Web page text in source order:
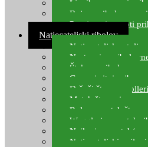
Ljepilo za crve i
Boje za ribolovnu
Provjereni recepti
Natjecateljski ribolov
Natjecateljske stolice
Nastavci za
Šteke za ribolov
Gume i sitni pribor za
Držači štapova
Match štapovi
Role za match štapove
Waggleri za match
Najloni za match/
Natjecateljski najloni